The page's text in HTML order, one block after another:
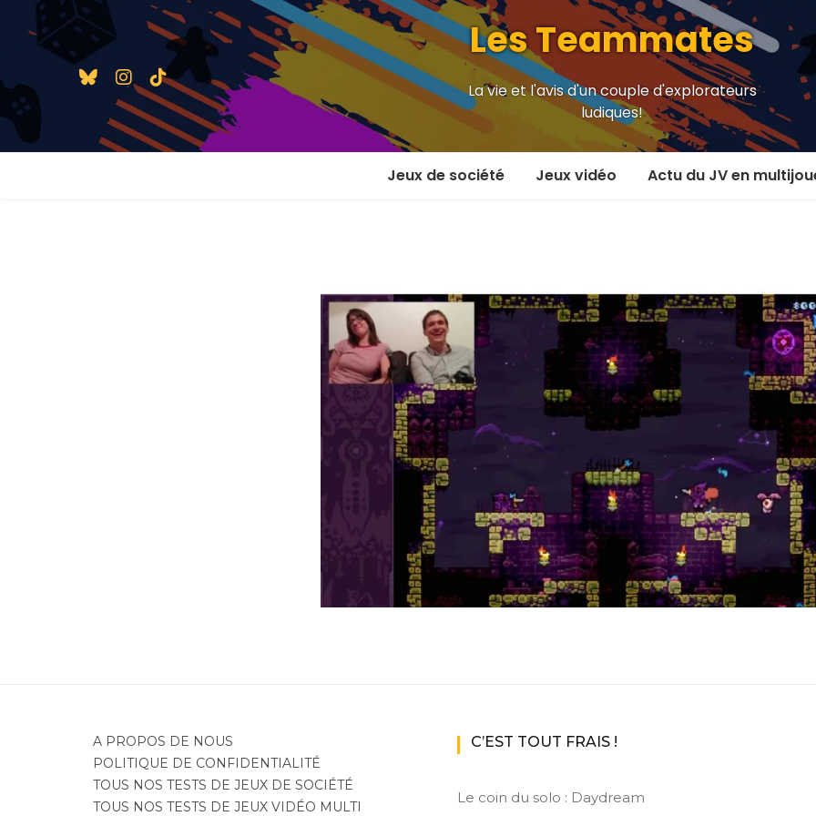
Les Teammates
La vie et l'avis d'un couple d'explorateurs
ludiques!
Jeux de société
2 joueurs et plus
En coop’
En versus
Jeux Access+
Jeux vidéo
Local en écran partagé
En ligne
MMORPG
Par plateforme
PC
PS4
PS5
Switch
XBox
Actu du JV en
A PROPOS DE NOUS
POLITIQUE DE CONFIDENTIALITÉ
TOUS NOS TESTS DE JEUX DE SOCIÉTÉ
TOUS NOS TESTS DE JEUX VIDÉO MULTI
C’EST TOUT FRAIS !
Le coin du solo : Daydream